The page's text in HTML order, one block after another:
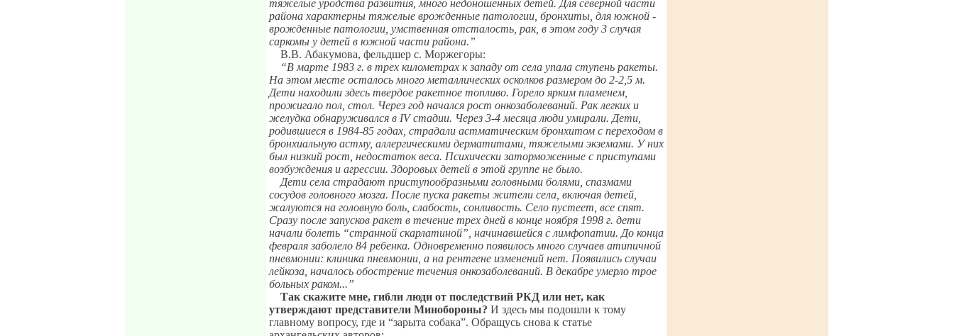
тяжелые уродства развития, много недоношенных детей. Для северной части
района характерны тяжелые врожденные патологии, бронхиты, для южной -
врожденные патологии, умственная отсталость, рак, в этом году 3 случая
саркомы у детей в южной части района.”
В.В. Абакумова, фельдшер с. Моржегоры:
“В марте 1983 г. в трех километрах к западу от села упала ступень ракеты.
На этом месте осталось много металлических осколков размером до 2-2,5 м.
Дети находили здесь твердое ракетное топливо. Горело ярким пламенем,
прожигало пол, стол. Через год начался рост онкозаболеваний. Рак легких и
желудка обнаруживался в IV стадии. Через 3-4 месяца люди умирали. Дети,
родившиеся в 1984-85 годах, страдали астматическим бронхитом с переходом в
бронхиальную астму, аллергическими дерматитами, тяжелыми экземами. У них
был низкий рост, недостаток веса. Психически заторможенные с приступами
возбуждения и агрессии. Здоровых детей в этой группе не было.
Дети села страдают приступообразными головными болями, спазмами
сосудов головного мозга. После пуска ракеты жители села, включая детей,
жалуются на головную боль, слабость, сонливость. Село пустеет, все спят.
Сразу после запусков ракет в течение трех дней в конце ноября 1998 г. дети
начали болеть “странной скарлатиной”, начинавшейся с лимфопатии. До конца
февраля заболело 84 ребенка. Одновременно появилось много случаев атипичной
пневмонии: клиника пневмонии, а на рентгене изменений нет. Появились случаи
лейкоза, началось обострение течения онкозаболеваний. В декабре умерло трое
больных раком...”
Так скажите мне, гибли люди от последствий РКД или нет, как
утверждают представители Минобороны? И здесь мы подошли к тому
главному вопросу, где и “зарыта собака”. Обращусь снова к статье